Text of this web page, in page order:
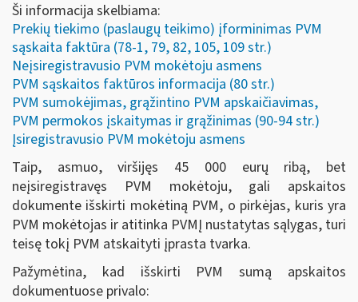
Ši informacija skelbiama:
Prekių tiekimo (paslaugų teikimo) įforminimas PVM
sąskaita faktūra (78-1, 79, 82, 105, 109 str.)
Neįsiregistravusio PVM mokėtoju asmens
PVM sąskaitos faktūros informacija (80 str.)
PVM sumokėjimas, grąžintino PVM apskaičiavimas,
PVM permokos įskaitymas ir grąžinimas (90-94 str.)
Įsiregistravusio PVM mokėtoju asmens
Taip, asmuo, viršijęs 45 000 eurų ribą, bet
neįsiregistravęs PVM mokėtoju, gali apskaitos
dokumente išskirti mokėtiną PVM, o pirkėjas, kuris yra
PVM mokėtojas ir atitinka PVMĮ nustatytas sąlygas, turi
teisę tokį PVM atskaityti įprasta tvarka.
Pažymėtina, kad išskirti PVM sumą apskaitos
dokumentuose privalo: